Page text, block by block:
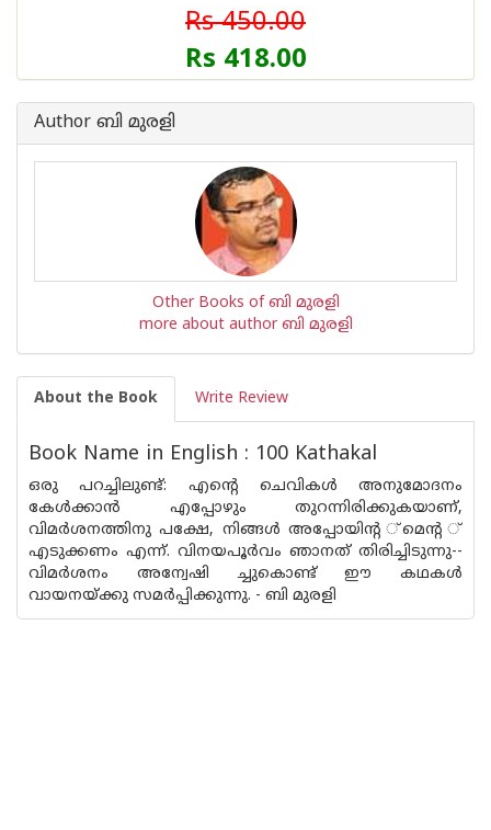
Rs 450.00
Rs 418.00
Author ബി മുരളി
Other Books of ബി മുരളി
more about author ബി മുരളി
About the Book Write Review
Book Name in English : 100 Kathakal
ഒരു പറച്ചിലുണ്ട്: എന്റെ ചെവികള്‍ അനുമോദനം
കേള്‍ക്കാന്‍ എപ്പോഴും തുറന്നിരിക്കുകയാണ്,
വിമര്‍ശനത്തിനു പക്ഷേ, നിങ്ങള്‍ അപ്പോയിന്റ ്‌മെന്റ ്
എടുക്കണം എന്ന്. വിനയപൂര്‍വം ഞാനത് തിരിച്ചിടുന്നു--
വിമര്‍ശനം അന്വേഷി ച്ചുകൊണ്ട് ഈ കഥകള്‍
വായനയ്ക്കു സമര്‍പ്പിക്കുന്നു. - ബി മുരളി